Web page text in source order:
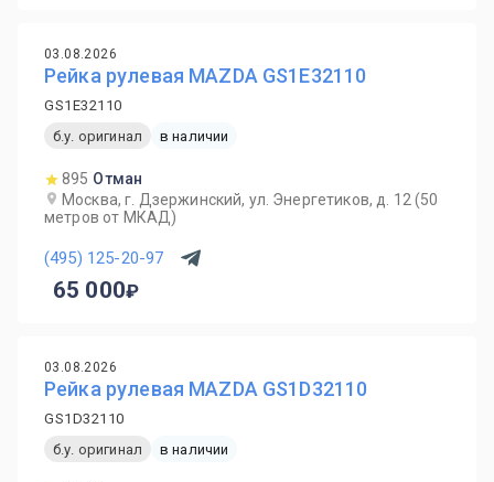
03.08.2026
Рейка рулевая MAZDA GS1E32110
GS1E32110
б.у. оригинал
в наличии
895 Отман
Москва, г. Дзержинский, ул. Энергетиков, д. 12 (50
метров от МКАД)
(495) 125-20-97
65 000
03.08.2026
Рейка рулевая MAZDA GS1D32110
GS1D32110
б.у. оригинал
в наличии